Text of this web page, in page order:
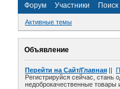
Форум Участники Поиск
Активные темы
Объявление
Перейти на Сайт/Главная
Регистрируйся сейчас,
недоброкачественные товары